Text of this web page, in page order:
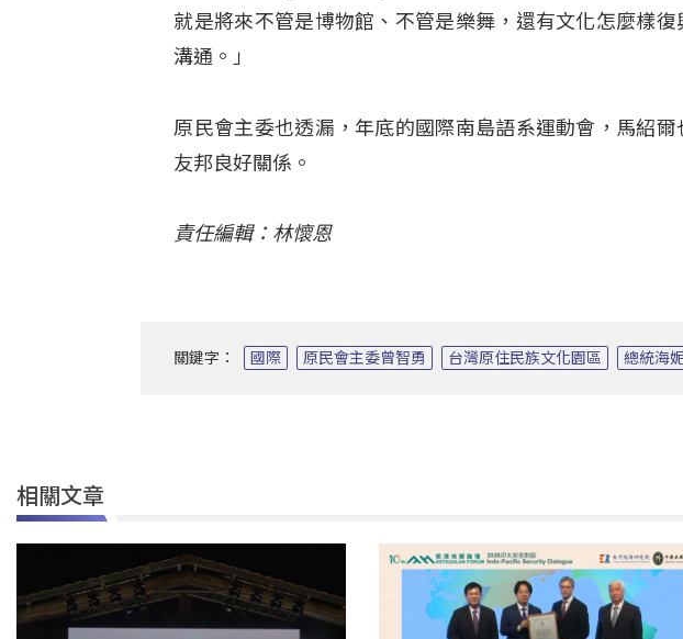
就是將來不管是博物館、不管是樂舞，還有文化怎麼樣
溝通。」
原民會主委也透漏，年底的國際南島語系運動會，馬紹
友邦良好關係。
責任編輯：林懷恩
關鍵字： 國際 原民會主委曾智勇 台灣原住民族文化園區 總統海
相關文章